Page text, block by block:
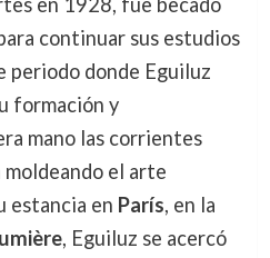
en 1928, fue becado
continuar sus estudios
periodo donde Eguiluz
formación y
mano las corrientes
el arte
estancia en París, en la
, Eguiluz se acercó